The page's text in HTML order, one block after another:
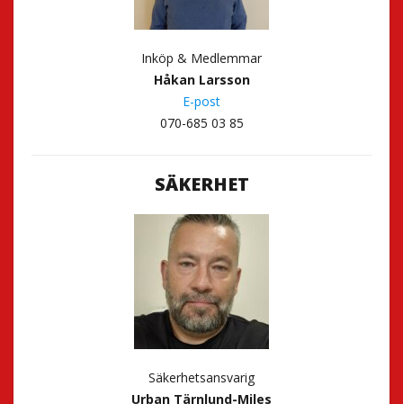
Inköp & Medlemmar
Håkan Larsson
E-post
070-685 03 85
SÄKERHET
Säkerhetsansvarig
Urban Tärnlund-Miles